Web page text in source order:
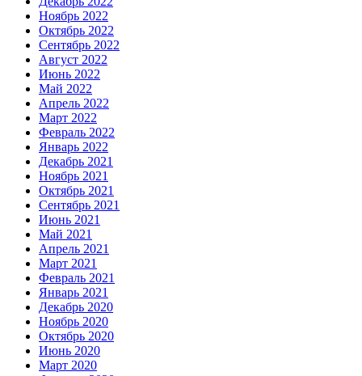
Ноябрь 2022
Октябрь 2022
Сентябрь 2022
Август 2022
Июнь 2022
Май 2022
Апрель 2022
Март 2022
Февраль 2022
Январь 2022
Декабрь 2021
Ноябрь 2021
Октябрь 2021
Сентябрь 2021
Июнь 2021
Май 2021
Апрель 2021
Март 2021
Февраль 2021
Январь 2021
Декабрь 2020
Ноябрь 2020
Октябрь 2020
Июнь 2020
Март 2020